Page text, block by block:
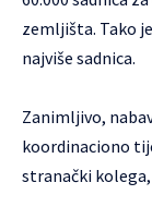
zemljišta. Tako
najviše sadnica.
Zanimljivo,
koordinaciono
stranački